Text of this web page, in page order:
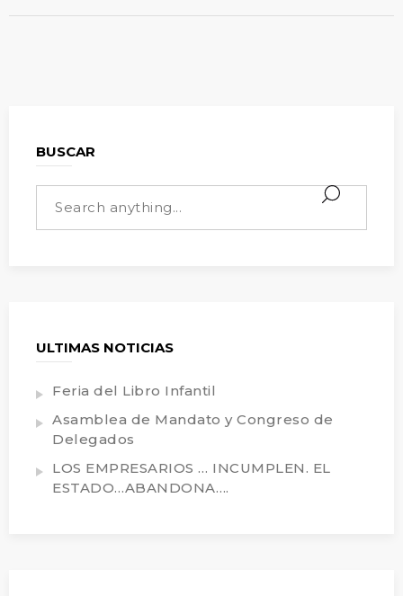
BUSCAR
ULTIMAS NOTICIAS
Feria del Libro Infantil
Asamblea de Mandato y Congreso de
Delegados
LOS EMPRESARIOS … INCUMPLEN. EL
ESTADO…ABANDONA….